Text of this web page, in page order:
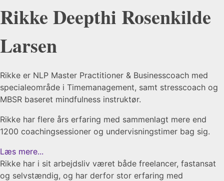
Rikke Deepthi Rosenkilde
Larsen​​
Rikke er NLP Master Practitioner & Businesscoach med
specialeområde i Timemanagement, samt stresscoach og
MBSR baseret mindfulness instruktør.
Rikke har flere års erfaring med sammenlagt mere end
1200 coachingsessioner og undervisningstimer bag sig.
Læs mere...
Rikke har i sit arbejdsliv været både freelancer, fastansat
og selvstændig, og har derfor stor erfaring med